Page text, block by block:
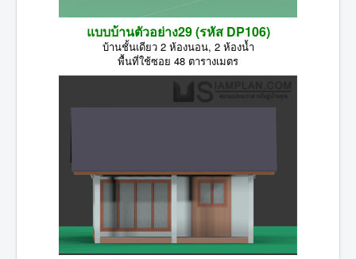
แบบบ้านตัวอย่าง29 (รหัส DP106)
บ้านชั้นเดียว 2 ห้องนอน, 2 ห้องน้ำ
พื้นที่ใช้ซอย 48 ตารางเมตร